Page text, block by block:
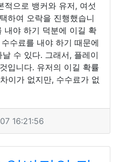
적으로 뱅커와 유저, 여섯
하여 오락을 진행했습니
내야 하기 덕분에 이길 확
수료를 내야 하기 때문에
수 있다. 그래서, 플레이
입니다. 유저의 이길 확률
이가 없지만, 수수료가 없
16:21:56